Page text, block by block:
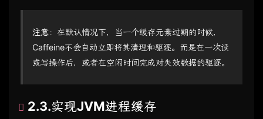
注意：在默认情况下，当一个缓存元素过期的时候，
Caffeine不会自动立即将其清理和驱逐。而是在一次读
或写操作后，或者在空闲时间完成对失效数据的驱逐。
2.3.实现JVM进程缓存